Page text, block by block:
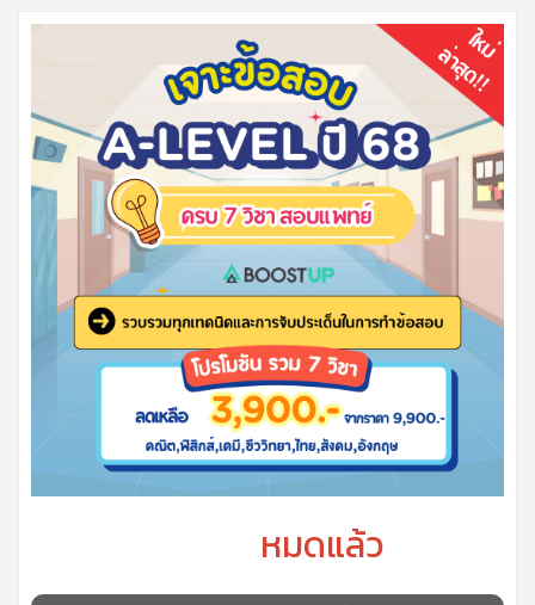
หมดแล้ว